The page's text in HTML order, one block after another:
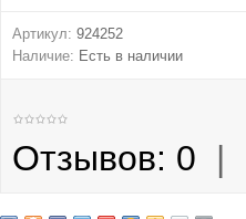
Артикул: 924252
Наличие: Есть в наличии
Отзывов: 0 |